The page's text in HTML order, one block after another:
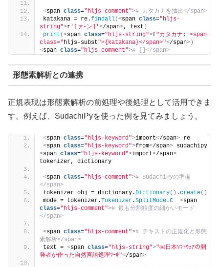
<span class="hljs-comment"># カタカナを抽出</span>
katakana = re.findall(<span class="hljs-
string">r '[ァ-ン]'</span>, text )
print (<span class="hljs-string">f"カタカナ: <span
class="hljs-subst">{katakana}</span>"</span>)
<span class="hljs-comment"># []</span>
形態素解析との連携
正規表現は形態素解析の前処理や後処理として活用できま
す。例えば、SudachiPyを使った例を見てみましょう。
<span class="hljs-keyword">import</span> re
<span class="hljs-keyword">from</span>
<span class="hljs-keyword">import</span>
tokenizer, dictionary
<span class="hljs-comment"># SudachiPyの準備
</span>
tokenizer_obj = dictionary. Dictionary() .create()
mode = tokenizer.Tokenizer.SplitMode.C <
class="hljs-comment"># 最も分割粒度の細かいモード
</span>
<span class="hljs-comment"># テキストの正規化と形態
素解析</span>
text = <span class="hljs-string">"㈱日本ｿﾌﾄｳｪｱの開
発者が作った自然言語処理ﾂｰﾙ"</span>